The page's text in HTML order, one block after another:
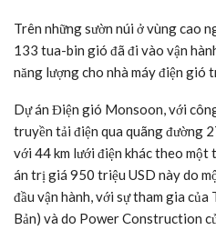
Trên những sườn núi ở vùng cao
133 tua-bin gió đã đi vào vận
năng lượng cho nhà máy điện gió
Dự án Điện gió Monsoon, với
truyền tải điện qua quãng đường
với 44 km lưới điện khác theo một
án trị giá 950 triệu USD này do
đầu vận hành, với sự tham gia
Bản) và do Power Construction